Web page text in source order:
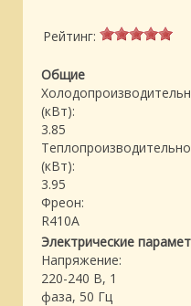
Рейтинг:
Общие
(кВт):
3.85
(кВт):
3.95
Фреон:
R410A
Электрические
Напряжение:
220-240 В, 1
фаза, 50 Гц